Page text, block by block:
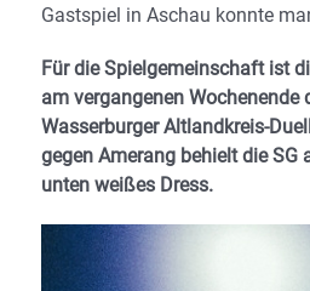
Gastspiel in Aschau konnte
Für die Spielgemeinschaft ist
am vergangenen
Wasserburger Altlandkreis-
gegen Amerang behielt die
unten weißes Dress.